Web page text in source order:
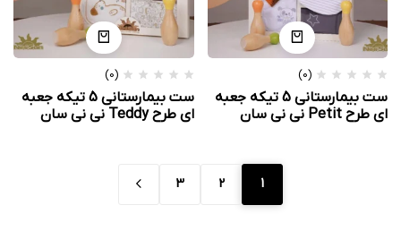
(0)
ست بیمارستانی 5 تیکه جعبه
ای طرح Petit نی نی سان
(0)
ست بیمارستانی 5 تیکه جعبه
ای طرح Teddy نی نی سان
1
2
3